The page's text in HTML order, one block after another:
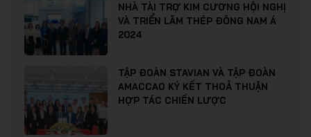
NHÀ TÀI TRỢ KIM CƯƠNG HỘI NGHỊ
VÀ TRIỂN LÃM THÉP ĐÔNG NAM Á
2024
TẬP ĐOÀN STAVIAN VÀ TẬP ĐOÀN
AMACCAO KÝ KẾT THOẢ THUẬN
HỢP TÁC CHIẾN LƯỢC